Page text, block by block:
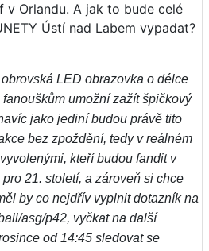
Orlandu. A jak to bude celé
Ústí nad Labem vypadat?
LED obrazovka o délce
umožní zažít špičkový
jako jediní budou právě tito
bez zpoždění, tedy v reálném
kteří budou fandit v
21. století, a zároveň si chce
by co nejdřív vyplnit dotazník na
asg/p42, vyčkat na další
od 14:45 sledovat se